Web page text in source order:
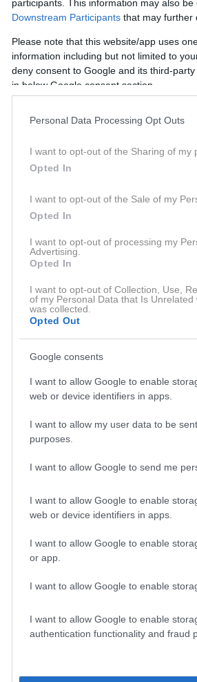
participants. This information may also
Downstream Participants that may further
Please note that this website/app uses
information including but not limited to
deny consent to Google and its third-
in below Google consent section.
Personal Data Processing Opt Outs
I want to opt-out of the Sharing of my
Opted In
I want to opt-out of the Sale of my
Opted In
I want to opt-out of processing my
Advertising.
Opted In
I want to opt-out of Collection, Use,
of my Personal Data that Is
was collected.
Opted Out
Google consents
I want to allow Google to enable
web or device identifiers in apps.
I want to allow my user data to be
purposes.
I want to allow Google to send me
I want to allow Google to enable
web or device identifiers in apps.
I want to allow Google to enable
or app.
I want to allow Google to enable
I want to allow Google to enable
authentication functionality and fraud
ΑΡΙΕΛ
ΔΙΑΒΑΣΤΕ
Ιόνιο με
την κόρη του